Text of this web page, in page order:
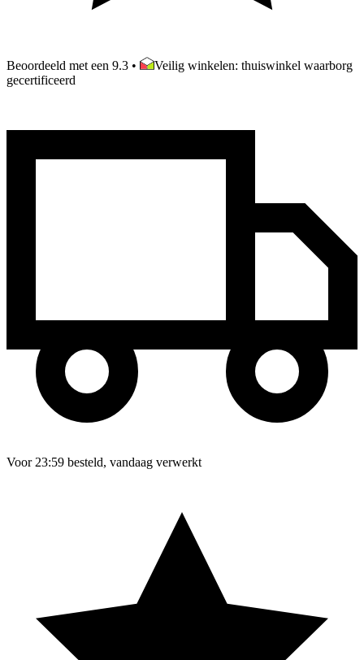
Beoordeeld met een 9.3 •
Veilig winkelen: thuiswinkel waarborg
gecertificeerd
Voor 23:59 besteld, vandaag verwerkt